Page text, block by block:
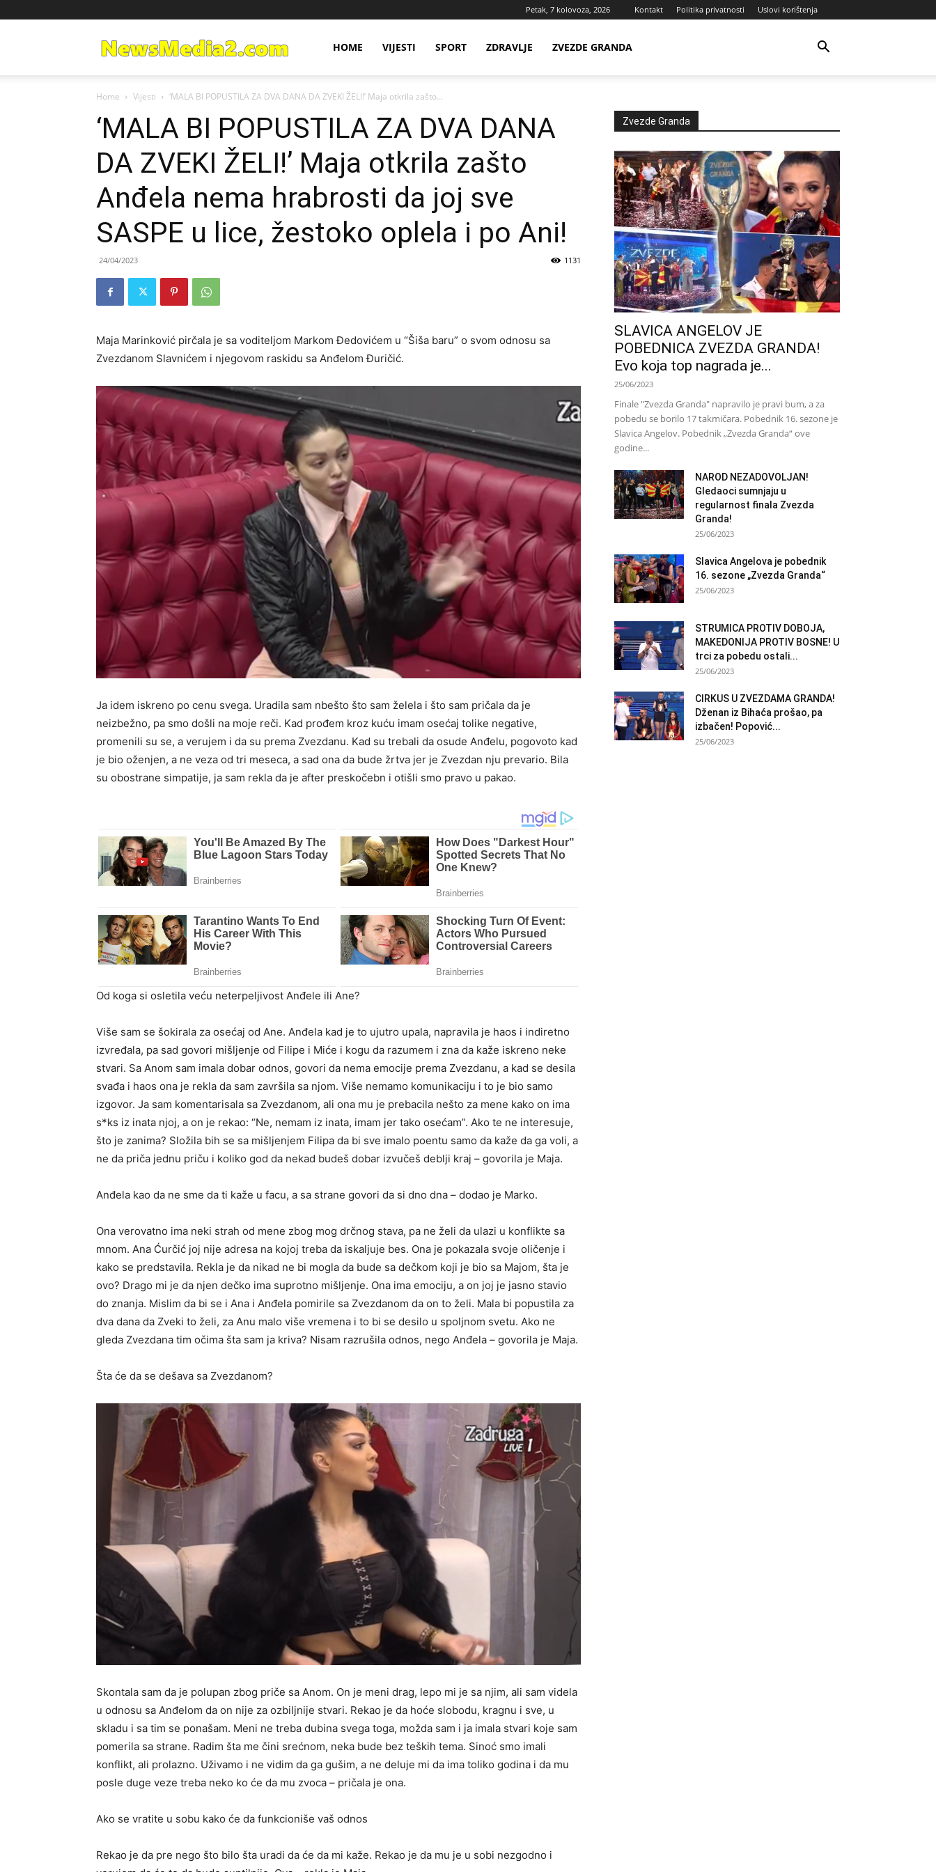
Petak, 7 kolovoza, 2026 Kontakt Politika privatnosti Uslovi korištenja
Media
HOME VIJESTI SPORT ZDRAVLJE ZVEZDE GRANDA
Home Vijesti ‘MALA BI POPUSTILA ZA DVA DANA DA ZVEKI ŽELI!’ Maja otkrila zašto...
‘MALA BI POPUSTILA ZA DVA DANA
DA ZVEKI ŽELI!’ Maja otkrila zašto
Anđela nema hrabrosti da joj sve
SASPE u lice, žestoko oplela i po Ani!
24/04/2023 1131
Maja Marinković pirčala je sa voditeljom Markom Đedovićem u “Šiša baru” o svom odnosu sa
Zvezdanom Slavnićem i njegovom raskidu sa Anđelom Đuričić.
Ja idem iskreno po cenu svega. Uradila sam nbešto što sam želela i što sam pričala da je
neizbežno, pa smo došli na moje reči. Kad prođem kroz kuću imam osećaj tolike negative,
promenili su se, a verujem i da su prema Zvezdanu. Kad su trebali da osude Anđelu, pogovoto kad
je bio oženjen, a ne veza od tri meseca, a sad ona da bude žrtva jer je Zvezdan nju prevario. Bila
su obostrane simpatije, ja sam rekla da je after preskočebn i otišli smo pravo u pakao.
Od koga si osletila veću neterpeljivost Anđele ili Ane?
Više sam se šokirala za osećaj od Ane. Anđela kad je to ujutro upala, napravila je haos i indiretno
izvređala, pa sad govori mišljenje od Filipe i Miće i kogu da razumem i zna da kaže iskreno neke
stvari. Sa Anom sam imala dobar odnos, govori da nema emocije prema Zvezdanu, a kad se desila
svađa i haos ona je rekla da sam završila sa njom. Više nemamo komunikaciju i to je bio samo
izgovor. Ja sam komentarisala sa Zvezdanom, ali ona mu je prebacila nešto za mene kako on ima
s*ks iz inata njoj, a on je rekao: “Ne, nemam iz inata, imam jer tako osećam”. Ako te ne interesuje,
što je zanima? Složila bih se sa mišljenjem Filipa da bi sve imalo poentu samo da kaže da ga voli, a
ne da priča jednu priču i koliko god da nekad budeš dobar izvučeš deblji kraj – govorila je Maja.
Anđela kao da ne sme da ti kaže u facu, a sa strane govori da si dno dna – dodao je Marko.
Ona verovatno ima neki strah od mene zbog mog drčnog stava, pa ne želi da ulazi u konflikte sa
mnom. Ana Ćurčić joj nije adresa na kojoj treba da iskaljuje bes. Ona je pokazala svoje oličenje i
kako se predstavila. Rekla je da nikad ne bi mogla da bude sa dečkom koji je bio sa Majom, šta je
ovo? Drago mi je da njen dečko ima suprotno mišljenje. Ona ima emociju, a on joj je jasno stavio
do znanja. Mislim da bi se i Ana i Anđela pomirile sa Zvezdanom da on to želi. Mala bi popustila za
dva dana da Zveki to želi, za Anu malo više vremena i to bi se desilo u spoljnom svetu. Ako ne
gleda Zvezdana tim očima šta sam ja kriva? Nisam razrušila odnos, nego Anđela – govorila je Maja.
Šta će da se dešava sa Zvezdanom?
Skontala sam da je polupan zbog priče sa Anom. On je meni drag, lepo mi je sa njim, ali sam videla
u odnosu sa Anđelom da on nije za ozbiljnije stvari. Rekao je da hoće slobodu, kragnu i sve, u
skladu i sa tim se ponašam. Meni ne treba dubina svega toga, možda sam i ja imala stvari koje sam
pomerila sa strane. Radim šta me čini srećnom, neka bude bez teških tema. Sinoć smo imali
konflikt, ali prolazno. Uživamo i ne vidim da ga gušim, a ne deluje mi da ima toliko godina i da mu
posle duge veze treba neko ko će da mu zvoca – pričala je ona.
Ako se vratite u sobu kako će da funkcioniše vaš odnos
Rekao je da pre nego što bilo šta uradi da će da mi kaže. Rekao je da mu je u sobi nezgodno i
Zvezde Granda
SLAVICA ANGELOV JE
POBEDNICA ZVEZDA GRANDA!
Evo koja top nagrada je...
25/06/2023
Finale "Zvezda Granda" napravilo je pravi bum, a za
pobedu se borilo 17 takmičara. Pobednik 16. sezone je
Slavica Angelov. Pobednik „Zvezda Granda“ ove
godine...
NAROD NEZADOVOLJAN!
Gledaoci sumnjaju u
regularnost finala Zvezda
Granda!
25/06/2023
Slavica Angelova je pobednik
16. sezone „Zvezda Granda“
25/06/2023
STRUMICA PROTIV DOBOJA,
MAKEDONIJA PROTIV BOSNE! U
trci za pobedu ostali...
25/06/2023
CIRKUS U ZVEZDAMA GRANDA!
Dženan iz Bihaća prošao, pa
izbačen! Popović...
25/06/2023